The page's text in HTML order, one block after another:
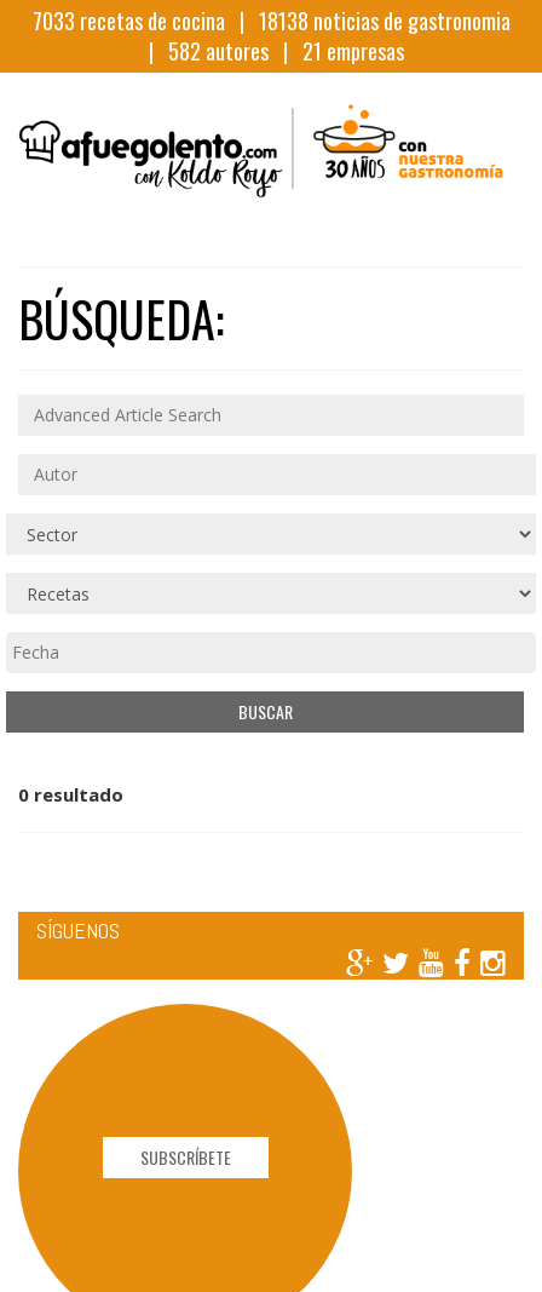
7033 recetas de cocina | 18138 noticias de gastronomia
| 582 autores | 21 empresas
BÚSQUEDA:
0 resultado
SÍGUENOS
SUBSCRÍBETE